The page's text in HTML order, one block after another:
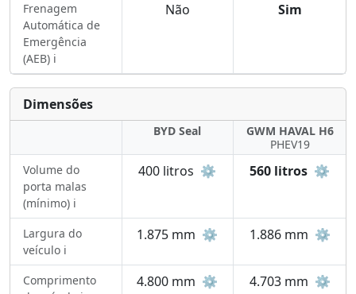
Frenagem
Automática de
Emergência
(AEB) ℹ️
Não Sim
Dimensões
BYD Seal
GWM HAVAL H6
PHEV19
Volume do
porta malas
(mínimo) ℹ️
400 litros ⚙️ 560 litros ⚙️
Largura do
veículo ℹ️
1.875 mm ⚙️ 1.886 mm ⚙️
Comprimento
4.800 mm ⚙️ 4.703 mm ⚙️